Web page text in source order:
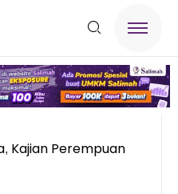
, Kajian Perempuan